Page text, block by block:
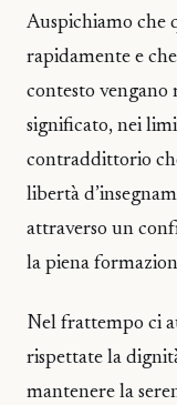
Auspichiamo che
rapidamente e
contesto vengano
significato, nei
contraddittorio
libertà
attraverso un
la piena
Nel frattempo ci
rispettate la
mantenere la